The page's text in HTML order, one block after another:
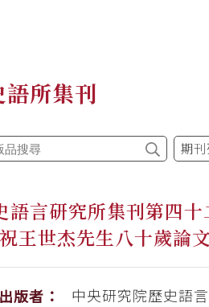
語所集刊
期
語言研究所集刊第四
王世杰先生八十歲論
出版者：
中央研究院歷史語